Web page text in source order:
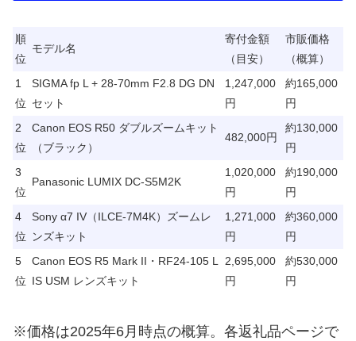
順
位
モデル名
寄付金額
（目安）
市販価格
（概算）
1
位
SIGMA fp L + 28-70mm F2.8 DG DN
セット
1,247,000
円
約165,000
円
2
位
Canon EOS R50 ダブルズームキット
（ブラック）
482,000円
約130,000
円
3
位
Panasonic LUMIX DC-S5M2K
1,020,000
円
約190,000
円
4
位
Sony α7 IV（ILCE-7M4K）ズームレ
ンズキット
1,271,000
円
約360,000
円
5
位
Canon EOS R5 Mark II・RF24-105 L
IS USM レンズキット
2,695,000
円
約530,000
円
※価格は2025年6月時点の概算。各返礼品ページで